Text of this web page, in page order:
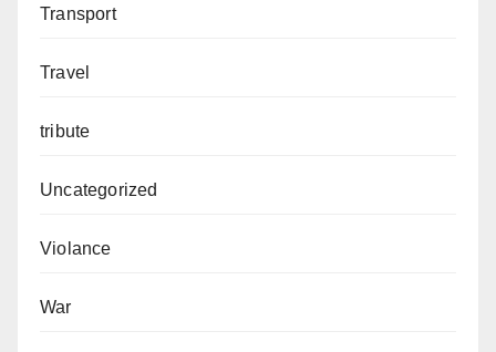
Transport
Travel
tribute
Uncategorized
Violance
War